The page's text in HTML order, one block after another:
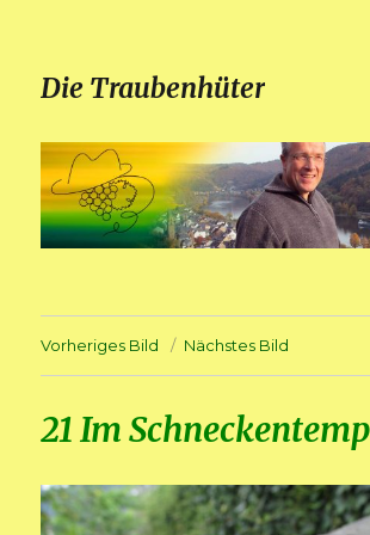
Die Traubenhüter
Vorheriges Bild Nächstes Bild
21 Im